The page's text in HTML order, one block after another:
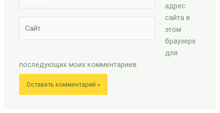
адрес
сайта в
этом
браузере
для
последующих моих комментариев.